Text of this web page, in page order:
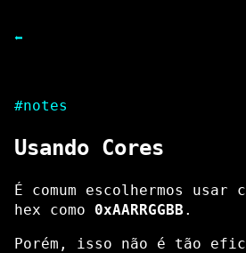
⬅
#notes
Usando Cores
É comum escolhermos usar
hex como 0xAARRGGBB .
Porém, isso não é tão